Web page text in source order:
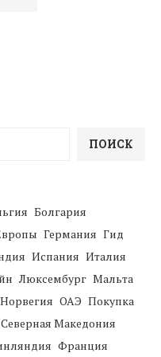
ПОИСК
Болгария
Германия Гид
Испания Италия
Люксембург Мальта
Норвегия ОАЭ Покупка
Северная Македония
Франция